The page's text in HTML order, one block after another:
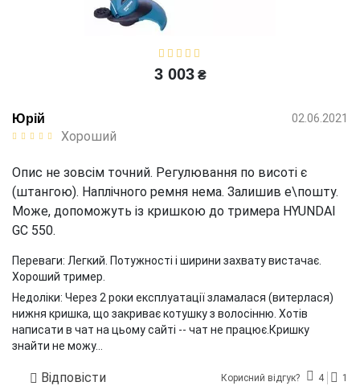
3 003₴
Юрій
Хороший
02.06.2021
Опис не зовсім точний. Регулювання по висоті є
(штангою). Наплічного ремня нема. Залишив е\пошту.
Може, допоможуть із кришкою до тримера HYUNDAI
GC 550.
Переваги: Легкий. Потужності і ширини захвату вистачає.
Хороший тример.
Недоліки: Через 2 роки експлуатації зламалася (витерлася)
нижня кришка, що закриває котушку з волосінню. Хотів
написати в чат на цьому сайті -- чат не працює.Кришку
знайти не можу...
Відповісти Корисний відгук? 4 1